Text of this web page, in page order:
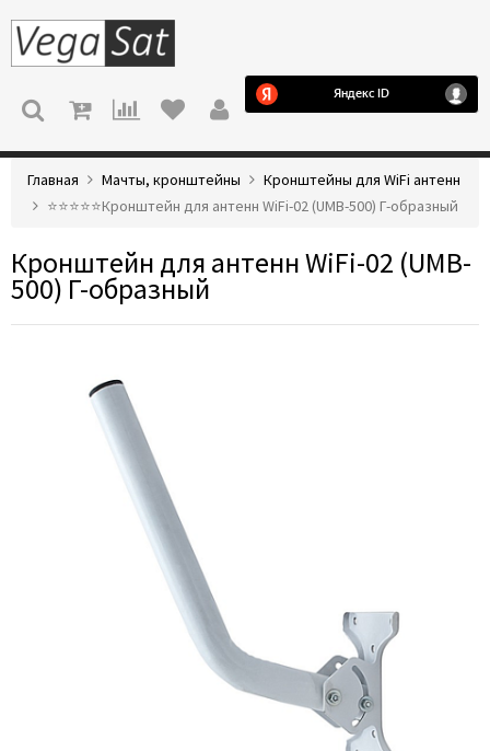
МЕНЮ
Главная Мачты, кронштейны
Кронштейны для WiFi антенн
⭐️⭐️⭐️⭐️⭐️Кронштейн для антенн WiFi-02 (UMB-500) Г-образный
Кронштейн для антенн WiFi-02 (UMB-
500) Г-образный